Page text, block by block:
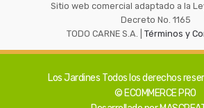
Sitio web comercial adaptado a la
Decreto No. 1165
TODO CARNE S.A. | Términos y
Los Jardines Todos los derechos
© ECOMMERCE PRO